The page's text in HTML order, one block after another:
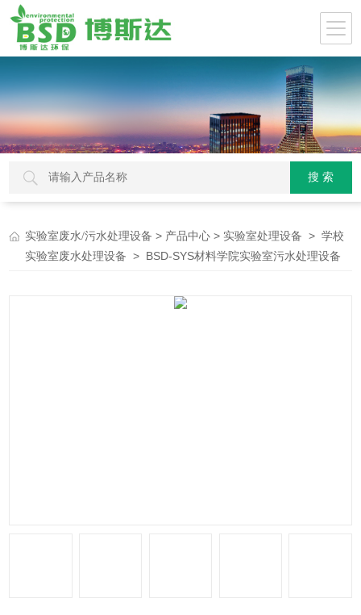
实验室废水/污水处理设备 > 产品中心 > 实验室处理设备 >学校
实验室废水处理设备 > BSD-SYS材料学院实验室污水处理设备